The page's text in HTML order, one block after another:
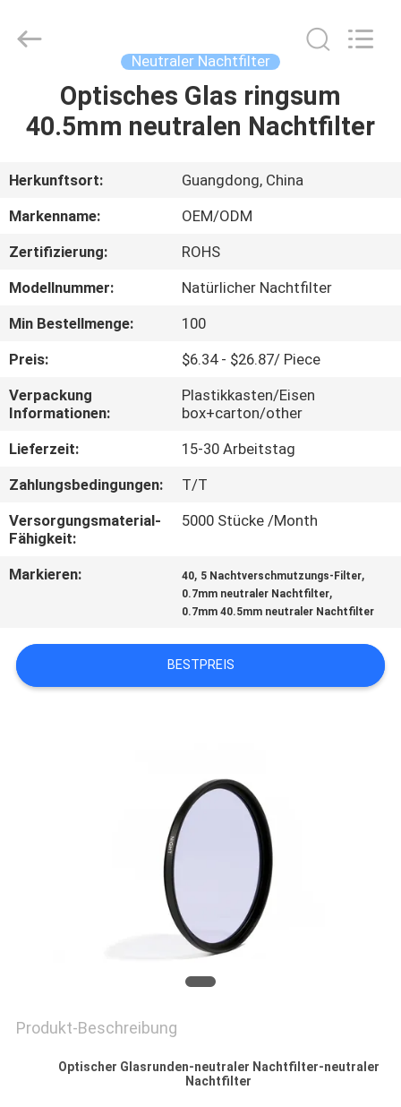
HAUS
ÜBER
UNS
FABRIK-
AUSFLUG
QUALITÄTSKONTROLLE
TRETEN
SIE
UNS
IN
FORDERN
SIE
Ltd..
Neutraler Nachtfilter
Optisches Glas ringsum
40.5mm neutralen Nachtfilter
Herkunftsort:
Guangdong, China
Markenname:
OEM/ODM
Zertifizierung:
ROHS
Modellnummer:
Natürlicher Nachtfilter
Min Bestellmenge:
100
Preis:
$6.34 - $26.87/ Piece
Verpackung
Informationen:
Plastikkasten/Eisen
box+carton/other
Lieferzeit:
15-30 Arbeitstag
Zahlungsbedingungen:
T/T
Versorgungsmaterial-
Fähigkeit:
5000 Stücke /Month
Markieren: 40, 5 Nachtverschmutzungs-Filter,
0.7mm neutraler Nachtfilter,
0.7mm 40.5mm neutraler Nachtfilter
BESTPREIS
Produkt-Beschreibung
Optischer Glasrunden-neutraler Nachtfilter-neutraler
Nachtfilter